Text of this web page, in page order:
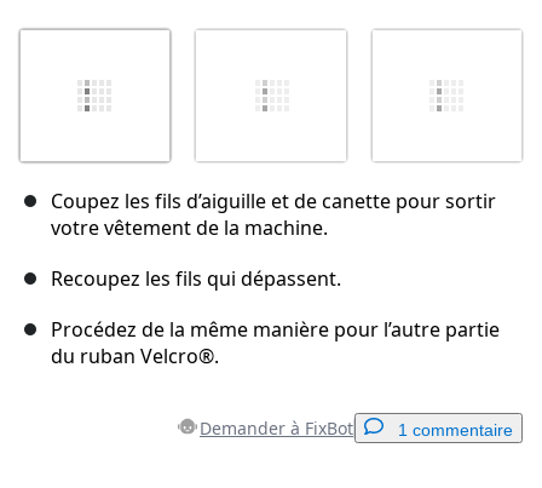
Coupez les fils d’aiguille et de canette pour sortir
votre vêtement de la machine.
Recoupez les fils qui dépassent.
Procédez de la même manière pour l’autre partie
du ruban Velcro®.
Demander à FixBot 1 commentaire